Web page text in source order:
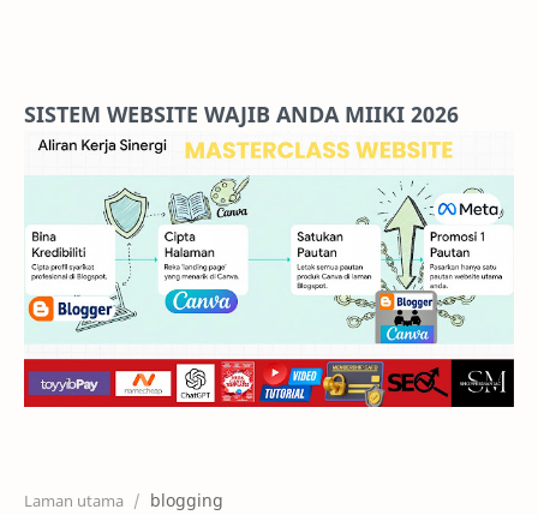
Features
Pricing
Services
RTL Mode
SISTEM WEBSITE WAJIB ANDA MIIKI 2026
Laman utama blogging